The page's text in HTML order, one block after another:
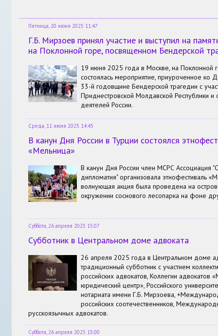
Пятница, 20 июня 2025 11:47
Г.Б. Мирзоев принял участие и выступил на
на Поклонной горе, посвященном Бендерской
19 июня 2025 года в Москве, на Поклонной
состоялась мероприятие, приуроченное ко
33-й годовщине Бендерской трагедии с
Приднестровской Молдавской Республики и
деятелей России.
Среда, 11 июня 2025 14:45
В канун Дня России в Турции состоялся
«Мельница»
В канун Дня России член МСРС Ассоциация
дипломатия" организовала этнофестиваль
волнующая акция была проведена на
окружении соснового лесопарка на фоне
Суббота, 26 апреля 2025 15:07
Субботник в Центральном доме адвоката
26 апреля 2025 года в Центральном доме
традиционный субботник с участием
российских адвокатов, Коллегии адвокатов
юридический центр», Российского
нотариата имени Г.Б. Мирзоева,
российских соотечественников,
русскоязычных адвокатов.
Суббота, 26 апреля 2025 15:00